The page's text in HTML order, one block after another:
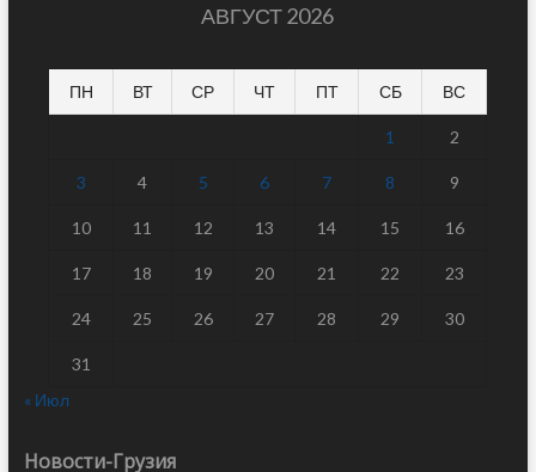
АВГУСТ 2026
ПН ВТ СР ЧТ ПТ СБ ВС
1 2
3 4 5 6 7 8 9
10 11 12 13 14 15 16
17 18 19 20 21 22 23
24 25 26 27 28 29 30
31
« Июл
Новости-Грузия